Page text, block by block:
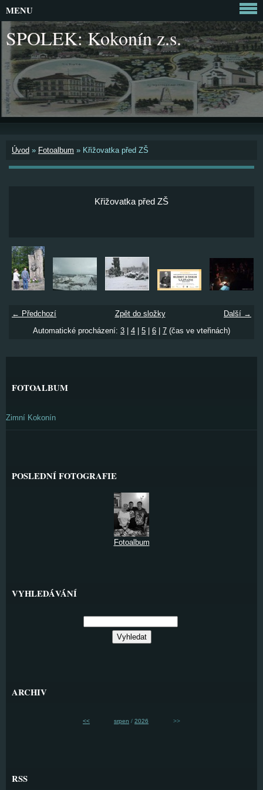
SPOLEK: Kokonín z.s.
Úvod » Fotoalbum » Křižovatka před ZŠ
Křižovatka před ZŠ
← Předchozí Další →
Zpět do složky
Automatické procházení: 3 4 5 6 7 (čas ve vteřinách)
MENU
FOTOALBUM
Zimní Kokonín
POSLEDNÍ FOTOGRAFIE
Fotoalbum
VYHLEDÁVÁNÍ
ARCHIV
<< srpen / 2026 >>
RSS